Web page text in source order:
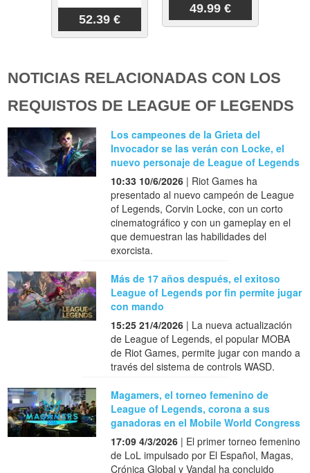
52.39 €
49.99 €
NOTICIAS RELACIONADAS CON LOS
REQUISTOS DE LEAGUE OF LEGENDS
Los campeones de la Grieta del
Invocador se las verán con Locke, el
nuevo personaje de League of Legends
10:33 10/6/2026 | Riot Games ha
presentado al nuevo campeón de League
of Legends, Corvin Locke, con un corto
cinematográfico y con un gameplay en el
que demuestran las habilidades del
exorcista.
Más de 17 años después, el exitoso
League of Legends por fin permite jugar
con mando
15:25 21/4/2026 | La nueva actualización
de League of Legends, el popular MOBA
de Riot Games, permite jugar con mando a
través del sistema de controls WASD.
Magamers, el torneo femenino de
League of Legends, corona a sus
ganadoras en el Mobile World Congress
17:09 4/3/2026 | El primer torneo femenino
de LoL impulsado por El Español, Magas,
Crónica Global y Vandal ha concluido